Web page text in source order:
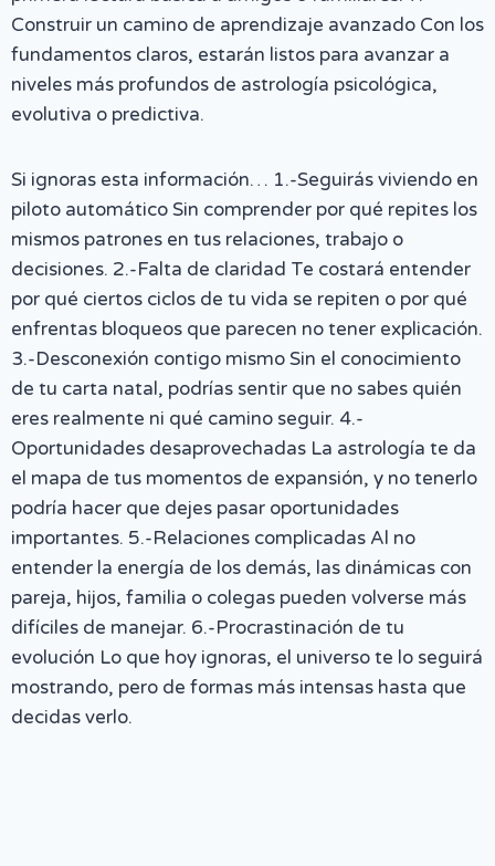
Construir un camino de aprendizaje avanzado Con los
fundamentos claros, estarán listos para avanzar a
niveles más profundos de astrología psicológica,
evolutiva o predictiva.
Si ignoras esta información… 1.-Seguirás viviendo en
piloto automático Sin comprender por qué repites los
mismos patrones en tus relaciones, trabajo o
decisiones. 2.-Falta de claridad Te costará entender
por qué ciertos ciclos de tu vida se repiten o por qué
enfrentas bloqueos que parecen no tener explicación.
3.-Desconexión contigo mismo Sin el conocimiento
de tu carta natal, podrías sentir que no sabes quién
eres realmente ni qué camino seguir. 4.-
Oportunidades desaprovechadas La astrología te da
el mapa de tus momentos de expansión, y no tenerlo
podría hacer que dejes pasar oportunidades
importantes. 5.-Relaciones complicadas Al no
entender la energía de los demás, las dinámicas con
pareja, hijos, familia o colegas pueden volverse más
difíciles de manejar. 6.-Procrastinación de tu
evolución Lo que hoy ignoras, el universo te lo seguirá
mostrando, pero de formas más intensas hasta que
decidas verlo.